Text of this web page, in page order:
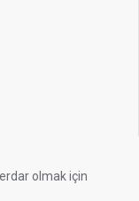
olmak için